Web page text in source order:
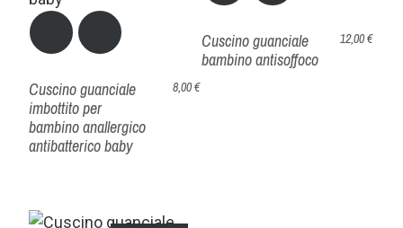
Cuscino guanciale
imbottito per
bambino anallergico
antibatterico baby
8,00 €
Cuscino guanciale
bambino antisoffoco
12,00 €